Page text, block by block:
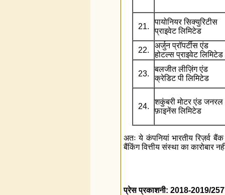
21.
पायोनियर सिक्युरिटीस
प्राइवेट लिमिटेड
22.
अर्जुन प्रॉपर्टीस एंड
होटल्स प्राइवेट लिमिटेड
23.
बलजीत लीज़िंग एंड
क्रेडिट पी लिमिटेड
24.
शकुंबरी मोटर एंड जनरल
फ़ाइनेंस लिमिटेड
अतः ये कंपनियां भारतीय रिज़र्व
बैंकिंग वित्तीय संस्‍था का कारोबार
प्रेस प्रकाशनी: 2018-2019/